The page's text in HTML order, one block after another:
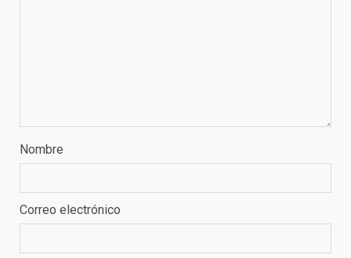
Nombre
Correo electrónico